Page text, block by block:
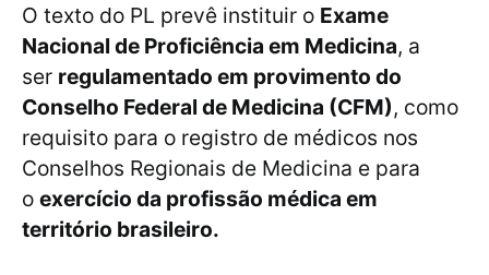
O texto do PL prevê instituir o Exame
Nacional de Proficiência em Medicina, a
ser regulamentado em provimento do
Conselho Federal de Medicina (CFM), como
requisito para o registro de médicos nos
Conselhos Regionais de Medicina e para
o exercício da profissão médica em
território brasileiro.